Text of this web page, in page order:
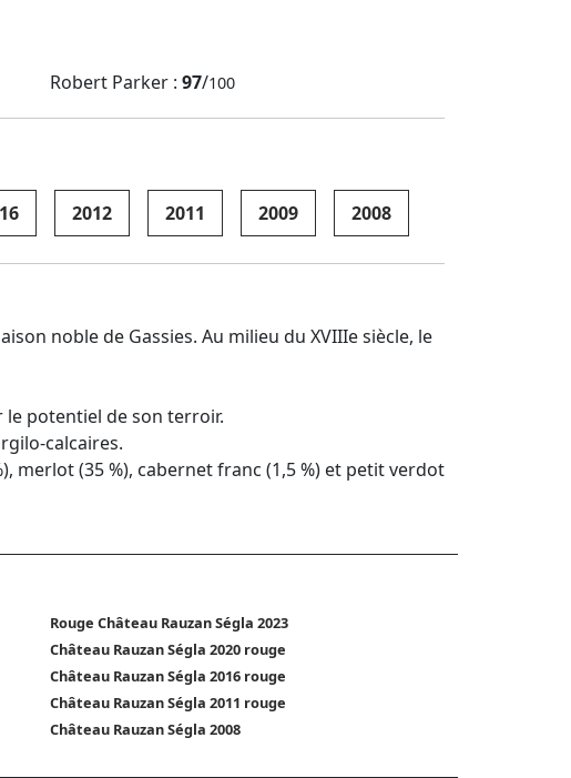
Robert Parker : 97/100
2012 2011 2009 2008
noble de Gassies. Au milieu du XVIIIe siècle, le
le potentiel de son terroir.
calcaires.
merlot (35 %), cabernet franc (1,5 %) et petit verdot
Rouge Château Rauzan Ségla 2023
Château Rauzan Ségla 2020 rouge
Château Rauzan Ségla 2016 rouge
Château Rauzan Ségla 2011 rouge
Château Rauzan Ségla 2008